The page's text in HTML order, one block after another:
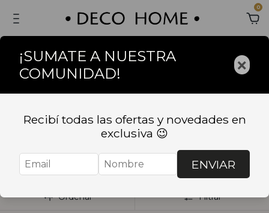
0
Inicio . BAZAR . COCINA . Cajas de te y Cajas de
Cajas de te y Cajas de
organización
Ordenar Filtrar
¡SUMATE A NUESTRA
COMUNIDAD!
×
Recibí todas las ofertas y novedades en
exclusiva 😉
ENVIAR